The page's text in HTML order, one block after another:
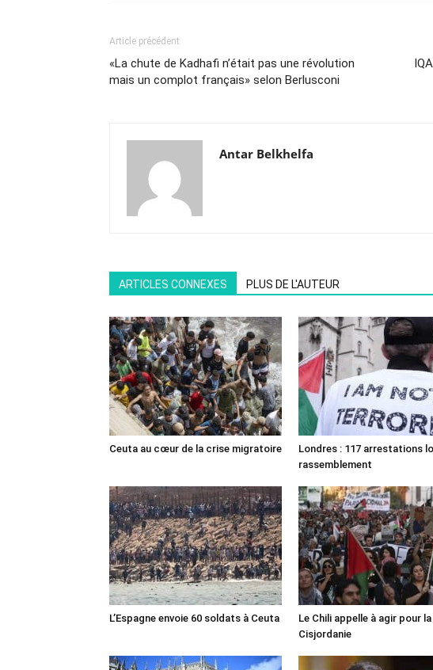
Article précédent
«La chute de Kadhafi n’était pas une révolution
mais un complot français» selon Berlusconi
Antar Belkhelfa
ARTICLES CONNEXES PLUS DE L'AUTEUR
Ceuta au cœur de la crise migratoire
Londres : 117 arrestations
rassemblement
L’Espagne envoie 60 soldats à Ceuta
Le Chili appelle à agir pour la
Cisjordanie